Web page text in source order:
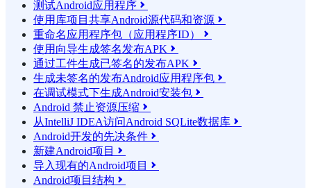
测试Android应用程序 
使用库项目共享Android源代码和资源 
重命名应用程序包（应用程序ID） 
使用向导生成签名发布APK 
通过工件生成已签名的发布APK 
生成未签名的发布Android应用程序包 
在调试模式下生成Android安装包 
Android 禁止资源压缩 
从IntelliJ IDEA访问Android SQLite数据库 
Android开发的先决条件 
新建Android项目 
导入现有的Android项目 
Android项目结构 